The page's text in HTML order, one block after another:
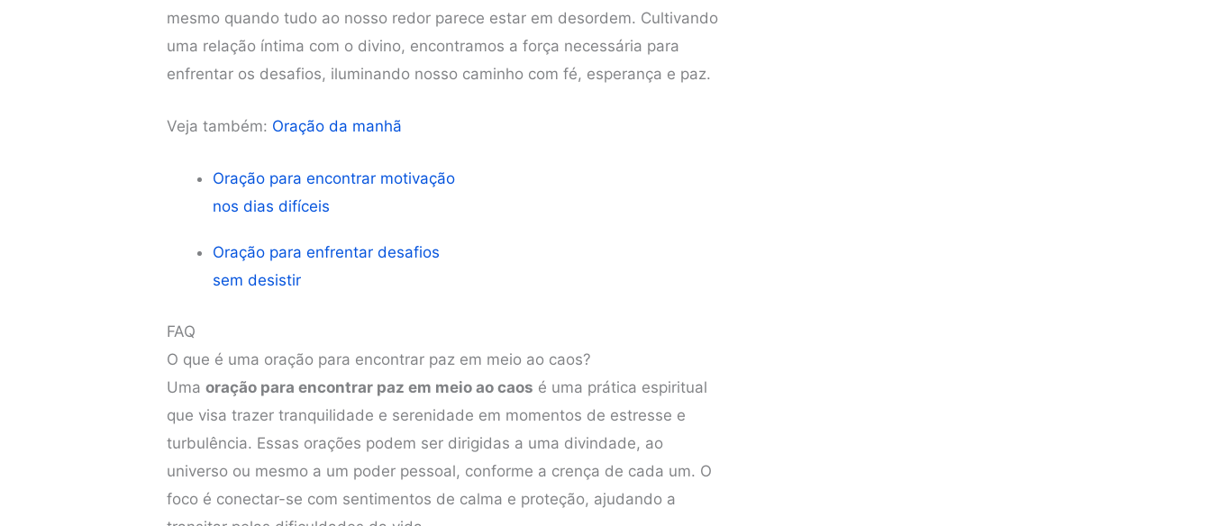
mesmo quando tudo ao nosso redor parece estar em desordem. Cultivando
uma relação íntima com o divino, encontramos a força necessária para
enfrentar os desafios, iluminando nosso caminho com fé, esperança e paz.
Veja também: Oração da manhã
Oração para encontrar motivação
nos dias difíceis
Oração para enfrentar desafios
sem desistir
FAQ
O que é uma oração para encontrar paz em meio ao caos?
Umaoração para encontrar paz em meio ao caos é uma prática espiritual
que visa trazer tranquilidade e serenidade em momentos de estresse e
turbulência. Essas orações podem ser dirigidas a uma divindade, ao
universo ou mesmo a um poder pessoal, conforme a crença de cada um. O
foco é conectar-se com sentimentos de calma e proteção, ajudando a